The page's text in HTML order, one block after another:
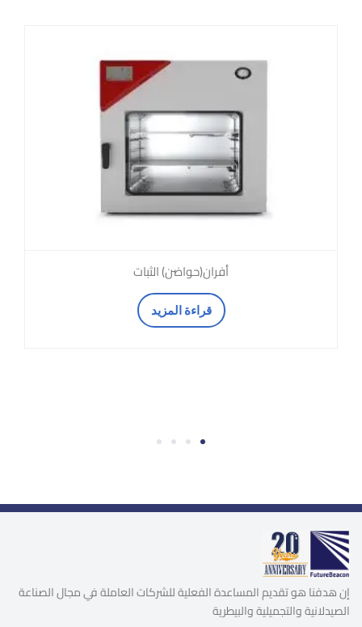
أفران(حواضن) الثبات
قراءة المزيد
1
2
3
4
إن هدفنا هو تقديم المساعدة الفعلية للشركات العاملة في مجال الصناعة
الصيدلانية والتجميلية والبيطرية